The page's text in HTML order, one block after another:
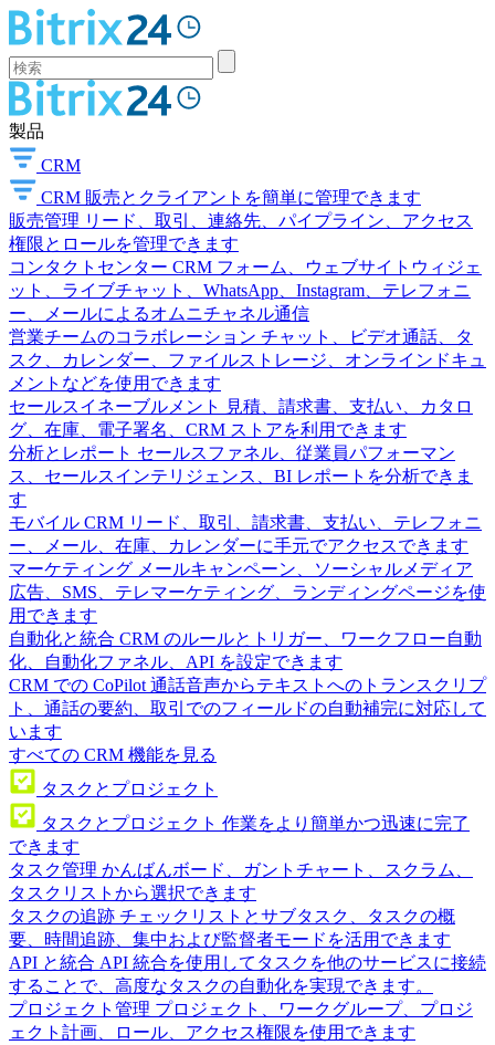
製品
CRM
CRM 販売とクライアントを簡単に管理できます
販売管理 リード、取引、連絡先、パイプライン、アクセス
権限とロールを管理できます
コンタクトセンター CRM フォーム、ウェブサイトウィジェ
ット、ライブチャット、WhatsApp、Instagram、テレフォニ
ー、メールによるオムニチャネル通信
営業チームのコラボレーション チャット、ビデオ通話、タ
スク、カレンダー、ファイルストレージ、オンラインドキュ
メントなどを使用できます
セールスイネーブルメント
見積、請求書、支払い、カタロ
グ、在庫、電子署名、CRM ストアを利用できます
分析とレポート セールスファネル、従業員パフォーマン
ス、セールスインテリジェンス、BI レポートを分析できま
す
モバイル CRM リード、取引、請求書、支払い、テレフォニ
ー、メール、在庫、カレンダーに手元でアクセスできます
マーケティング メールキャンペーン、ソーシャルメディア
広告、SMS、テレマーケティング、ランディングページを使
用できます
自動化と統合 CRM のルールとトリガー、ワークフロー自動
化、自動化ファネル、API を設定できます
CRM での CoPilot 通話音声からテキストへのトランスクリプ
ト、通話の要約、取引でのフィールドの自動補完に対応して
います
すべての CRM 機能を見る
タスクとプロジェクト
タスクとプロジェクト 作業をより簡単かつ迅速に完了
できます
タスク管理 かんばんボード、ガントチャート、スクラム、
タスクリストから選択できます
タスクの追跡 チェックリストとサブタスク、タスクの概
要、時間追跡、集中および監督者モードを活用できます
API と統合 API 統合を使用してタスクを他のサービスに接続
することで、高度なタスクの自動化を実現できます。
プロジェクト管理 プロジェクト、ワークグループ、プロジ
ェクト計画、ロール、アクセス権限を使用できます